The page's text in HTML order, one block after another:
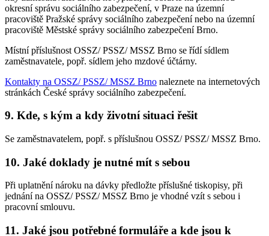
okresní správu sociálního zabezpečení, v Praze na územní
pracoviště Pražské správy sociálního zabezpečení nebo na územní
pracoviště Městské správy sociálního zabezpečení Brno.
Místní příslušnost OSSZ/ PSSZ/ MSSZ Brno se řídí sídlem
zaměstnavatele, popř. sídlem jeho mzdové účtárny.
Kontakty na OSSZ/ PSSZ/ MSSZ Brno naleznete na internetových
stránkách České správy sociálního zabezpečení.
9. Kde, s kým a kdy životní situaci řešit
Se zaměstnavatelem, popř. s příslušnou OSSZ/ PSSZ/ MSSZ Brno.
10. Jaké doklady je nutné mít s sebou
Při uplatnění nároku na dávky předložte příslušné tiskopisy, při
jednání na OSSZ/ PSSZ/ MSSZ Brno je vhodné vzít s sebou i
pracovní smlouvu.
11. Jaké jsou potřebné formuláře a kde jsou k